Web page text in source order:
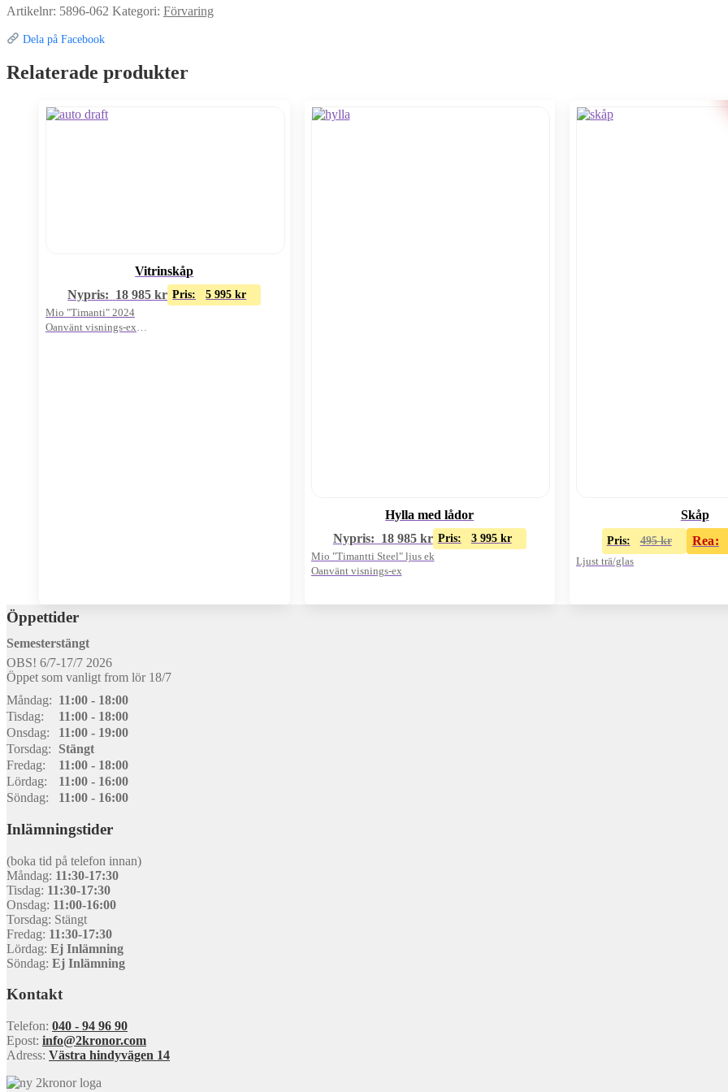
Artikelnr: 5896-062 Kategori: Förvaring
Dela på Facebook
Relaterade produkter
Vitrinskåp
Nypris: 18 985kr Pris: 5 995kr
Mio "Timanti" 2024
Oanvänt visnings-ex
Hylla med lådor
Nypris: 18 985 kr Pris: 3 995 kr
Mio "Timantti Steel" ljus ek
Oanvänt visnings-ex
Skåp
Pris: 495kr Rea:
Ljust trä/glas
Öppettider
Semesterstängt
OBS! 6/7-17/7 2026
Öppet som vanligt from lör 18/7
Måndag: 11:00 - 18:00
Tisdag:
11:00 - 18:00
Onsdag:
11:00 - 19:00
Torsdag:
Stängt
Fredag:
11:00 - 18:00
Lördag:
11:00 - 16:00
Söndag:
11:00 - 16:00
Inlämningstider
(boka tid på telefon innan)
Måndag: 11:30-17:30
Tisdag: 11:30-17:30
Onsdag: 11:00-16:00
Torsdag: Stängt
Fredag: 11:30-17:30
Lördag: Ej Inlämning
Söndag: Ej Inlämning
Kontakt
Telefon: 040 - 94 96 90
Epost: info@2kronor.com
Adress: Västra hindyvägen 14